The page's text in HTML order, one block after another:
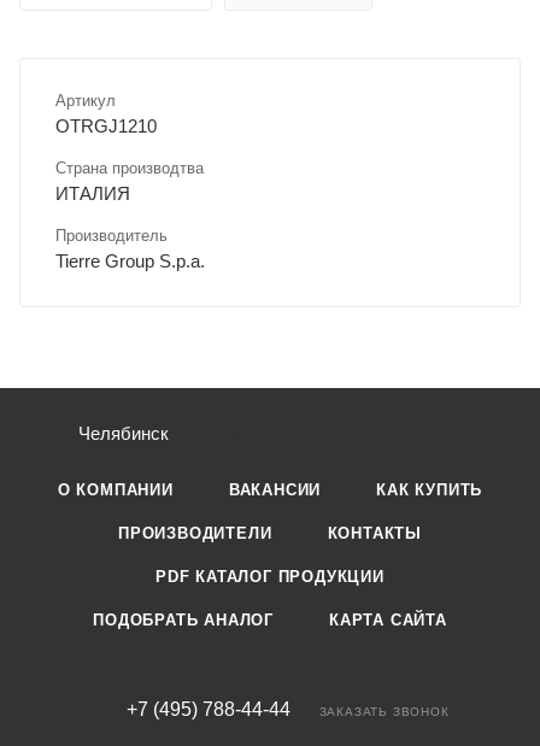
Артикул
OTRGJ1210
Страна производтва
ИТАЛИЯ
Производитель
Tierre Group S.p.a.
Челябинск
О КОМПАНИИ ВАКАНСИИ КАК КУПИТЬ
ПРОИЗВОДИТЕЛИ КОНТАКТЫ
PDF КАТАЛОГ ПРОДУКЦИИ
ПОДОБРАТЬ АНАЛОГ КАРТА САЙТА
+7 (495) 788-44-44 ЗАКАЗАТЬ ЗВОНОК